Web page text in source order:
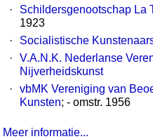
·
Schildersgenootschap La
1923
·
Socialistische
·
V.A.N.K. Nederlanse
Nijverheidskunst
·
vbMK Vereniging van
Kunsten; - omstr. 1956
Meer informatie...